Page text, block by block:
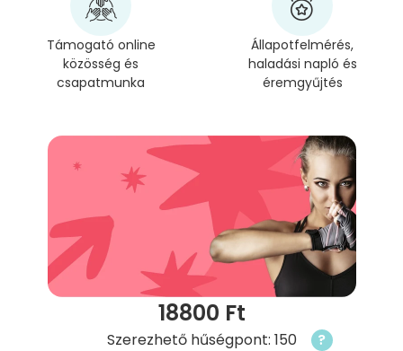
Támogató online
közösség és
csapatmunka
Állapotfelmérés,
haladási napló és
éremgyűjtés
18800 Ft
Szerezhető hűségpont: 150
?